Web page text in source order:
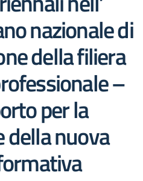
nazionale di
della filiera
–
per la
della nuova